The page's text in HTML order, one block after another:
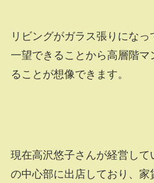
リビングがガラス張りにな
一望できることから高層階マ
ることが想像できます。
現在高沢悠子さんが経営して
の中心部に出店しており、家